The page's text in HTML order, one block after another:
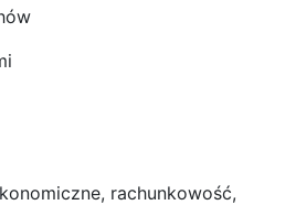
rachunkowość,